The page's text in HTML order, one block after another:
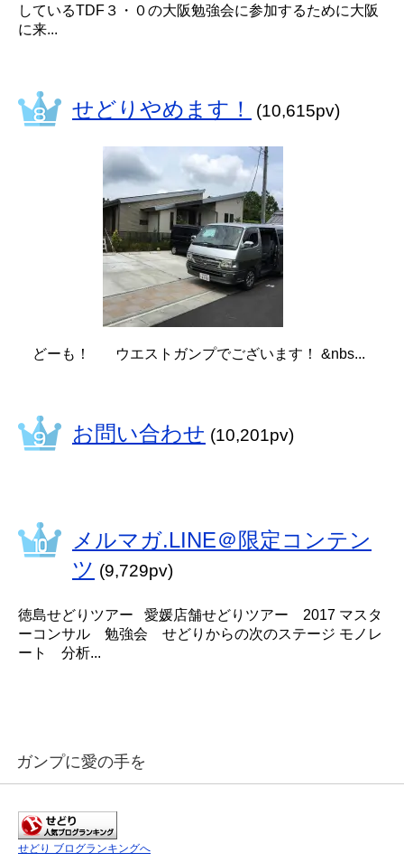
しているTDF３・０の大阪勉強会に参加するために大阪
に来...
せどりやめます！ (10,615pv)
どーも！ ウエストガンプでございます！ &nbs...
お問い合わせ (10,201pv)
メルマガ.LINE＠限定コンテン
ツ (9,729pv)
徳島せどりツアー 愛媛店舗せどりツアー 2017 マスタ
ーコンサル 勉強会 せどりからの次のステージ モノレ
ート 分析...
ガンプに愛の手を
せどり ブログランキングへ